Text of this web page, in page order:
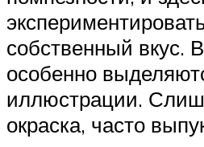
собственный вкус.
особенно
иллюстрации.
окраска, часто